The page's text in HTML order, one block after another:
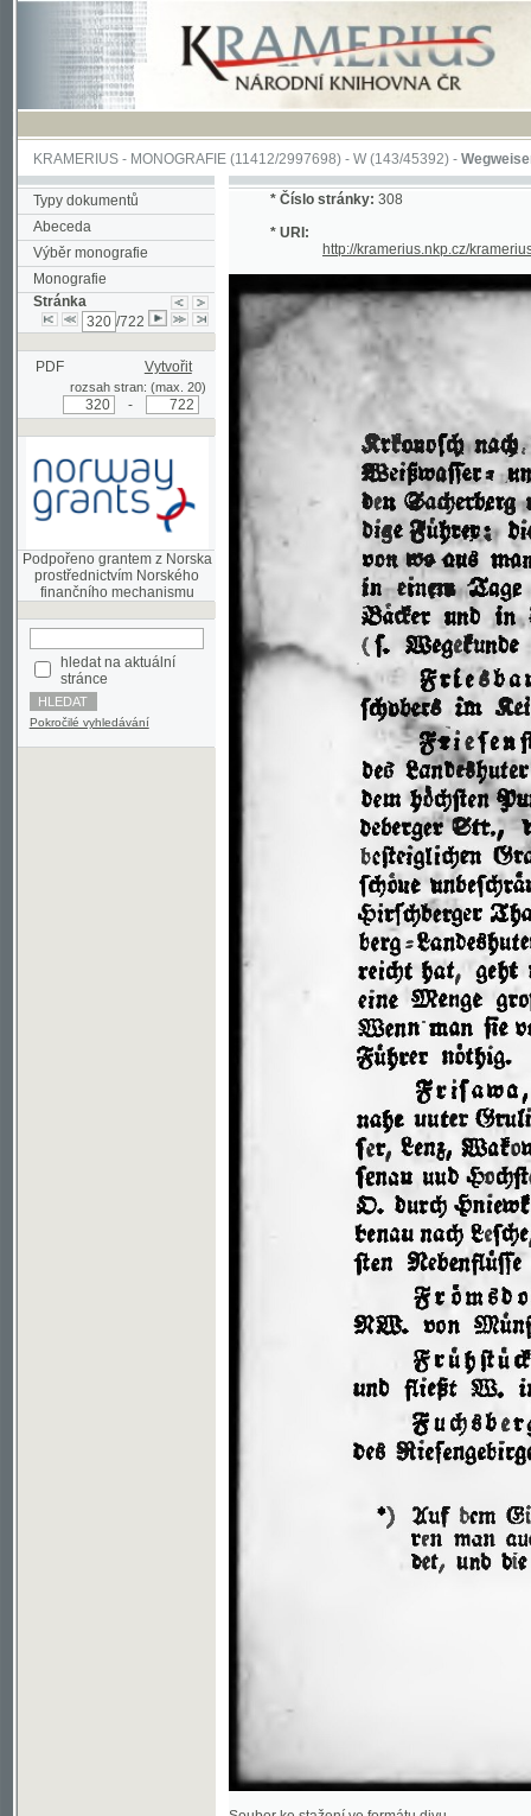
KRAMERIUS-MONOGRAFIE(11412/2997698) -W (143/45392)-Wegweiser durch
Typy dokumentů
Abeceda
Výběr monografie
Monografie
Stránka
/722
PDF Vytvořit
rozsah stran: (max. 20)
Podpořeno grantem z Norska
prostřednictvím Norského
hledat na aktuální
stránce
Pokročilé vyhledávání
http://kramerius.nkp.cz/kramerius/